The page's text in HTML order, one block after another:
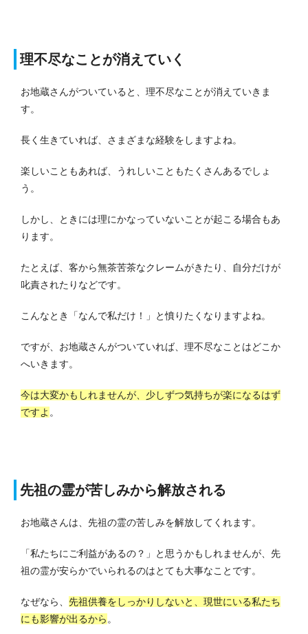
理不尽なことが消えていく
お地蔵さんがついていると、理不尽なことが消えていきま
す。
長く生きていれば、さまざまな経験をしますよね。
楽しいこともあれば、うれしいこともたくさんあるでしょ
う。
しかし、ときには理にかなっていないことが起こる場合もあ
ります。
たとえば、客から無茶苦茶なクレームがきたり、自分だけが
叱責されたりなどです。
こんなとき「なんで私だけ！」と憤りたくなりますよね。
ですが、お地蔵さんがついていれば、理不尽なことはどこか
へいきます。
今は大変かもしれませんが、少しずつ気持ちが楽になるはず
ですよ 。
先祖の霊が苦しみから解放される
お地蔵さんは、先祖の霊の苦しみを解放してくれます。
「私たちにご利益があるの？」と思うかもしれませんが、先
祖の霊が安らかでいられるのはとても大事なことです。
なぜなら、 先祖供養をしっかりしないと、現世にいる私たち
にも影響が出るから 。